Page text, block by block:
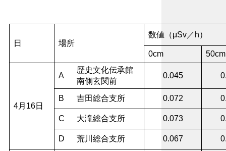
日 場所
数値（μSv／h）
0cm 50cm
4月16日
A
歴史文化伝承館
南側玄関前
0.045
B 吉田総合支所 0.072
C 大滝総合支所 0.073
D 荒川総合支所 0.067